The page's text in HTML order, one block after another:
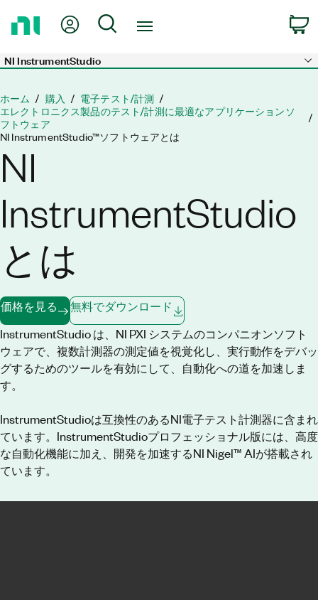
ペ
ジ
に
戻
る
Myアカウント
検索
Skip to main content
NI InstrumentStudio
ホーム 購入
電子テスト/計測
エレクトロニクス製品のテスト/計測に最適なアプリケーションソ
フトウェア
NI InstrumentStudio™ソフトウェアとは
NI
InstrumentStudio
とは
InstrumentStudio は、NI PXI システムのコンパニオンソフト
ウェアで、複数計測器の測定値を視覚化し、実行動作をデバッ
グするためのツールを有効にして、自動化への道を加速しま
す。
InstrumentStudioは互換性のあるNI電子テスト計測器に含まれ
ています。InstrumentStudioプロフェッショナル版には、高度
な自動化機能に加え、開発を加速するNI Nigel™ AIが搭載され
ています。
価格を見る 無料でダウンロード